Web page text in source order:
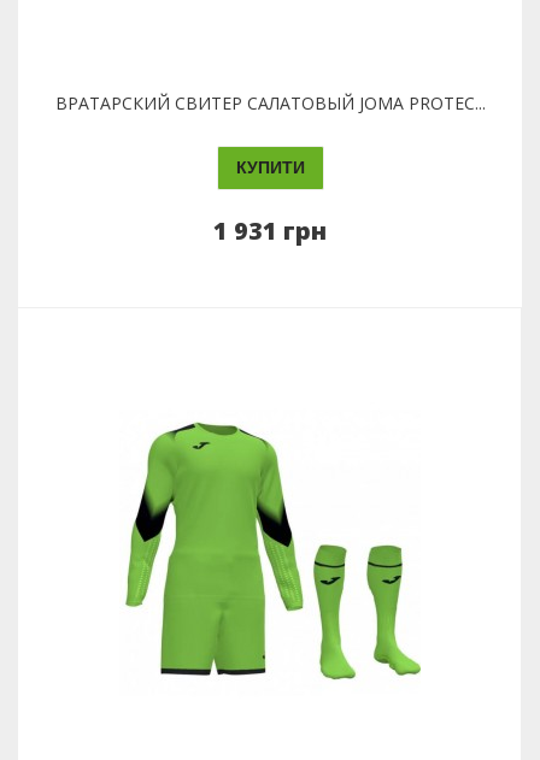
ВРАТАРСКИЙ СВИТЕР САЛАТОВЫЙ JOMA PROTEC...
КУПИТИ
1 931 грн